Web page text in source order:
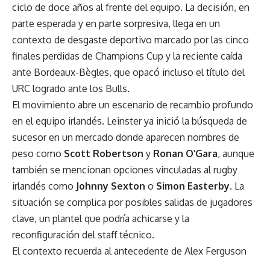
ciclo de doce años al frente del equipo. La decisión, en
parte esperada y en parte sorpresiva, llega en un
contexto de desgaste deportivo marcado por las cinco
finales perdidas de Champions Cup y la reciente caída
ante Bordeaux-Bègles, que opacó incluso el título del
URC logrado ante los Bulls.
El movimiento abre un escenario de recambio profundo
en el equipo irlandés. Leinster ya inició la búsqueda de
sucesor en un mercado donde aparecen nombres de
peso como Scott Robertson y Ronan O’Gara, aunque
también se mencionan opciones vinculadas al rugby
irlandés como Johnny Sexton o Simon Easterby. La
situación se complica por posibles salidas de jugadores
clave, un plantel que podría achicarse y la
reconfiguración del staff técnico.
El contexto recuerda al antecedente de Alex Ferguson